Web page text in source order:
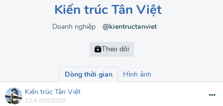
Kiến trúc Tân Việt
Doanh nghiệp ● @kientructanviet
Dòng thời gian
Hình ảnh
Kiến trúc Tân Việt
12:4 27/2/2020